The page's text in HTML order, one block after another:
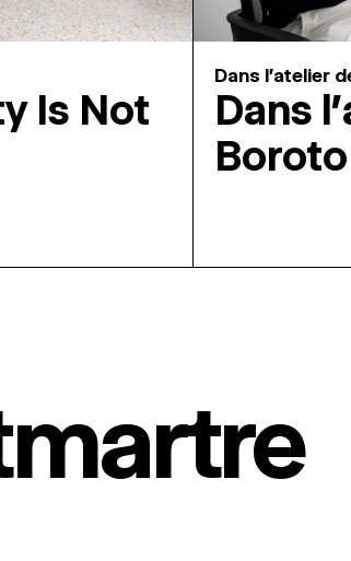
Is Not
Dans l'atelier
Dans
Boroto